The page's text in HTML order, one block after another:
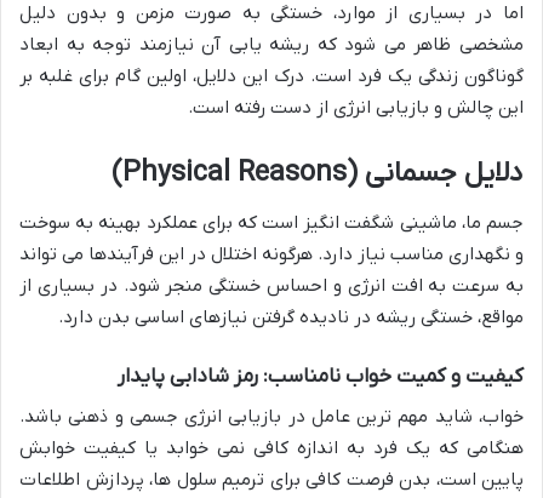
اما در بسیاری از موارد، خستگی به صورت مزمن و بدون دلیل
مشخصی ظاهر می شود که ریشه یابی آن نیازمند توجه به ابعاد
گوناگون زندگی یک فرد است. درک این دلایل، اولین گام برای غلبه بر
این چالش و بازیابی انرژی از دست رفته است.
دلایل جسمانی (Physical Reasons)
جسم ما، ماشینی شگفت انگیز است که برای عملکرد بهینه به سوخت
و نگهداری مناسب نیاز دارد. هرگونه اختلال در این فرآیندها می تواند
به سرعت به افت انرژی و احساس خستگی منجر شود. در بسیاری از
مواقع، خستگی ریشه در نادیده گرفتن نیازهای اساسی بدن دارد.
کیفیت و کمیت خواب نامناسب: رمز شادابی پایدار
خواب، شاید مهم ترین عامل در بازیابی انرژی جسمی و ذهنی باشد.
هنگامی که یک فرد به اندازه کافی نمی خوابد یا کیفیت خوابش
پایین است، بدن فرصت کافی برای ترمیم سلول ها، پردازش اطلاعات